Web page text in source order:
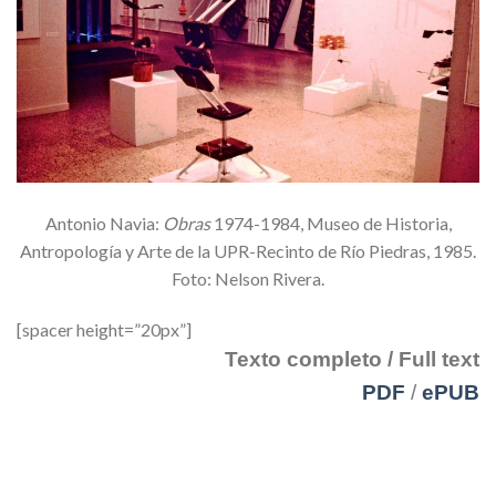
Antonio Navia: Obras1974-1984, Museo de Historia,
Antropología y Arte de la UPR-Recinto de Río Piedras, 1985.
Foto: Nelson Rivera.
[spacer height=”20px”]
Texto completo / Full text
PDF / ePUB